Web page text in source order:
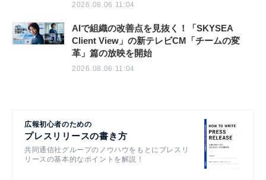
2026.08.06 11:04
AIで組織の改善点を見抜く！「SKYSEA
Client View」の新テレビCM「チームの変
革」篇の放映を開始
2026.08.06 11:04
広報初心者のための
プレスリリースの書き方
共同通信社グループのノウハウをもとにプレスリ
リースの基本的なポイントを解説！